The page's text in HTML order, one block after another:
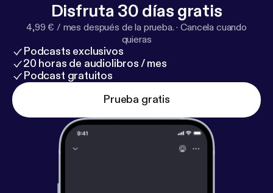
Disfruta 30 días gratis
4,99 € / mes después de la prueba. ·Cancela cuando
quieras
Podcasts exclusivos
20 horas de audiolibros / mes
Podcast gratuitos
Prueba gratis